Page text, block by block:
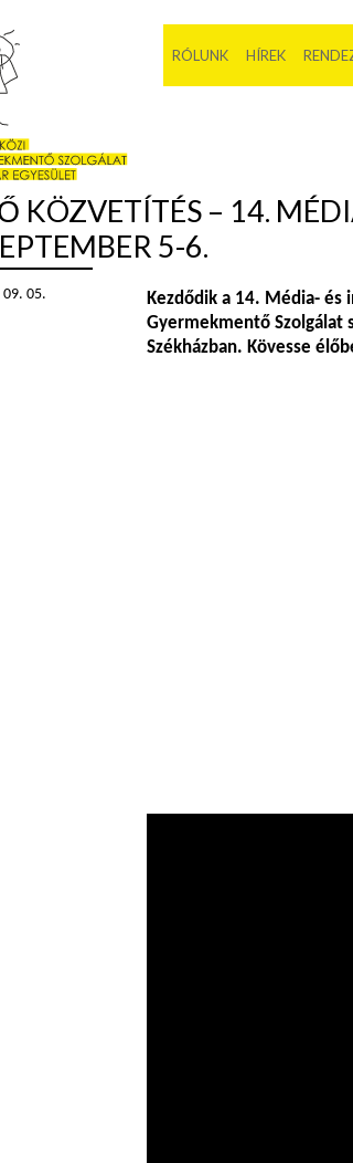
RÓLUNK HÍREK
KÖZVETÍTÉS – 14.
5-6.
05.
Kezdődik a 14. Média-
Gyermekmentő Szolgálat
Székházban. Kövesse